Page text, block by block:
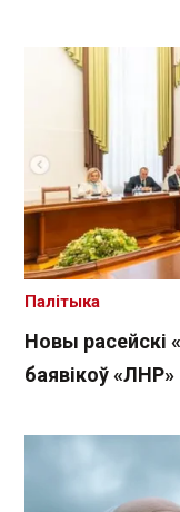
Новы расейскі
баявікоў «ЛНР»
Палітыка